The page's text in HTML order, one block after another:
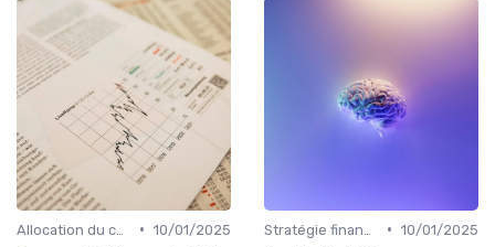
• 10/01/2025
• 10/01/2025